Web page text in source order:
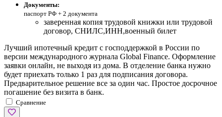
Документы:
паспорт РФ + 2 документа
заверенная копия трудовой книжки или трудовой
договор, СНИЛС,ИНН,военный билет
Лучший ипотечный кредит с господдержкой в России по
версии международного журнала Global Finance. Оформление
заявки онлайн, не выходя из дома. В отделение банка нужно
будет приехать только 1 раз для подписания договора.
Предварительное решение все за один час. Простое досрочное
погашение без визита в банк.
Сравнение